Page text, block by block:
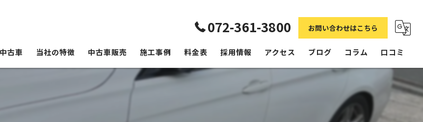
072-361-3800 お問い合わせはこちら
中古車 当社の特徴 中古車販売 施工事例 料金表 採用情報 アクセス ブログ コラム 口コミ